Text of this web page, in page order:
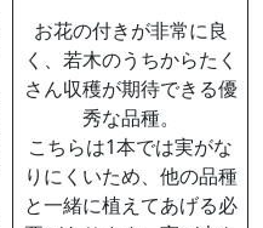
お花の付きが非常に良
く、若木のうちからたく
さん収穫が期待できる優
秀な品種。
こちらは1本では実がな
りにくいため、他の品種
と一緒に植えてあげる必